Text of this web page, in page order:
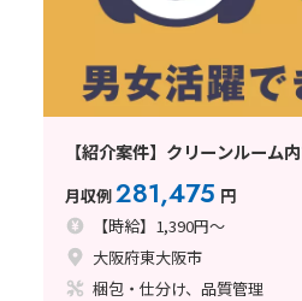
【紹介案件】クリーンルーム
月収例281,475 円
【時給】1,390円～
大阪府東大阪市
梱包・仕分け、品質管理